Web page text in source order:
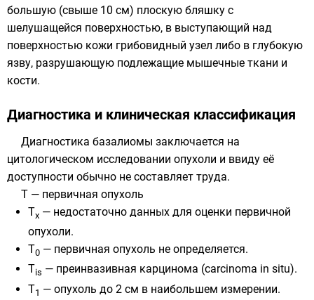
большую (свыше 10 см) плоскую бляшку с
шелушащейся поверхностью, в выступающий над
поверхностью кожи грибовидный узел либо в глубокую
язву, разрушающую подлежащие мышечные ткани и
кости.
Диагностика и клиническая классификация
Диагностика базалиомы заключается на
цитологическом исследовании опухоли и ввиду её
доступности обычно не составляет труда.
T — первичная опухоль
Тх — недостаточно данных для оценки первичной
опухоли.
Т0 — первичная опухоль не определяется.
Tis — преинвазивная карцинома (carcinoma in situ).
T1 — опухоль до 2 см в наибольшем измерении.